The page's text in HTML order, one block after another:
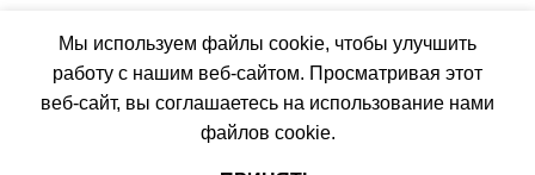
ТАЙМЕР НА ОТКЛЮЧЕНИЕ
ДИАМЕТР ТРУБ (ЖИДКОСТЬ)
ВЫСОТА ВНУТР. БЛОКА
316
Мы используем файлы cookie, чтобы улучшить
работу с нашим веб-сайтом. Просматривая этот
веб-сайт, вы соглашаетесь на использование нами
файлов cookie.